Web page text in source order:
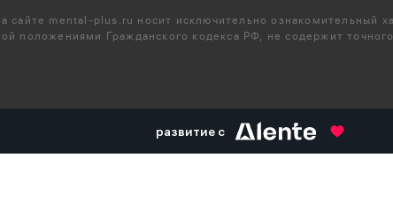
mental-plus.ru носит исключительно ознакомительный
положениями Гражданского кодекса РФ, не содержит
развитие с